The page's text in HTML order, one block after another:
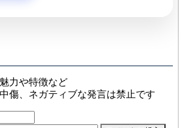
力や特徴など
傷、ネガティブな発言は禁止です